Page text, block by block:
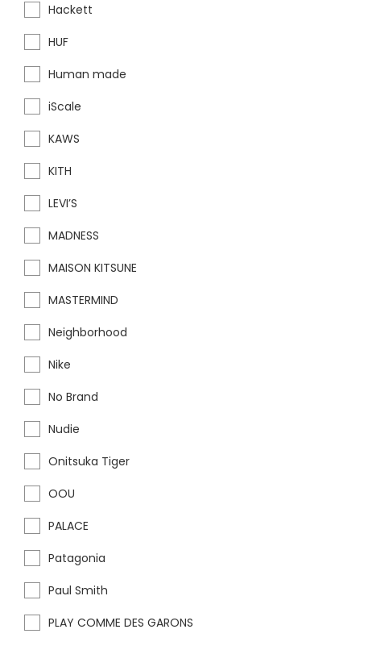
Hackett
HUF
Human made
iScale
KAWS
KITH
LEVI’S
MADNESS
MAISON KITSUNE
MASTERMIND
Neighborhood
Nike
No Brand
Nudie
Onitsuka Tiger
OOU
PALACE
Patagonia
Paul Smith
PLAY COMME DES GARONS